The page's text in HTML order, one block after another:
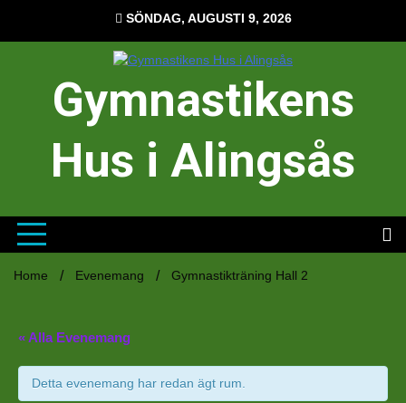
innehåll
SÖNDAG, AUGUSTI 9, 2026
Gymnastikens
Hus i Alingsås
Home Evenemang Gymnastikträning Hall 2
« Alla Evenemang
Detta evenemang har redan ägt rum.